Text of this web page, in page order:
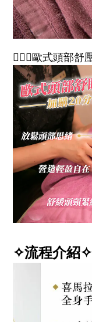
💆🏻‍♀️歐式頭部舒
✧流程介紹✧